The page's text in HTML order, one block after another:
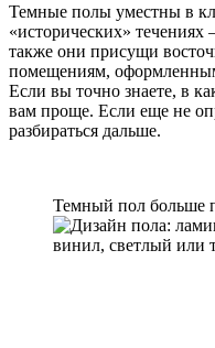
Темные полы уместны в
«исторических» течениях
также они присущи
помещениям,
Если вы точно знаете, в
вам проще. Если еще не
разбираться дальше.
Темный пол больше